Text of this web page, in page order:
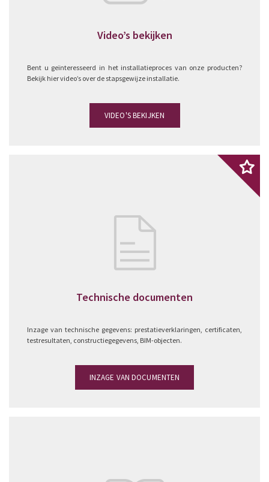
Video’s bekijken
Bent u geïnteresseerd in het installatieproces van onze producten?
Bekijk hier video’s over de stapsgewijze installatie.
VIDEO'S BEKIJKEN
Technische documenten
Inzage van technische gegevens: prestatieverklaringen, certificaten,
testresultaten, constructiegegevens, BIM-objecten.
INZAGE VAN DOCUMENTEN